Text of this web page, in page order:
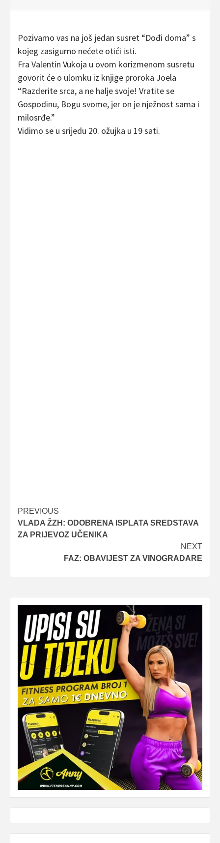
Pozivamo vas na još jedan susret “Dođi doma” s
kojeg zasigurno nećete otići isti.
Fra Valentin Vukoja u ovom korizmenom susretu
govorit će o ulomku iz knjige proroka Joela
“Razderite srca, a ne halje svoje! Vratite se
Gospodinu, Bogu svome, jer on je nježnost sama i
milosrđe.”
Vidimo se u srijedu 20. ožujka u 19 sati.
Post
navigation
PREVIOUS
VLADA ŽZH: ODOBRENA ISPLATA SREDSTAVA
ZA PRIJEVOZ UČENIKA
NEXT
FAZ: OBAVIJEST ZA VINOGRADARE